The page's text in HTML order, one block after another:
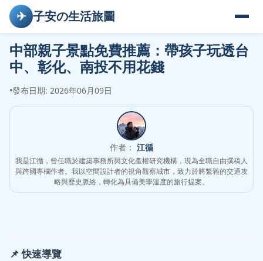
✈ 子安の生活旅圖
中部親子景點免費推薦：帶孩子玩透台
中、彰化、南投不用花錢
•發布日期: 2026年06月09日
作者： 江循
我是江循，曾任職於建築事務所與文化產權研究機構，現為全職自由撰稿人
與跨國專欄作者。我以空間設計者的視角觀察城市，致力於將繁雜的交通攻
略與歷史脈絡，轉化為具備美學溫度的旅行提案。
📌 快速導覽